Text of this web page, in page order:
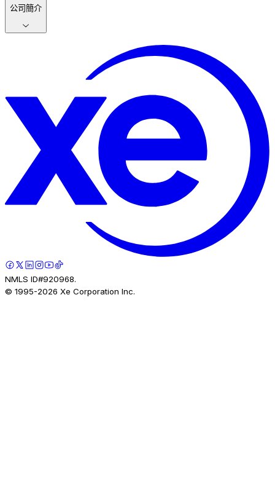
公司簡介
NMLS ID#920968.
© 1995-2026 Xe Corporation Inc.